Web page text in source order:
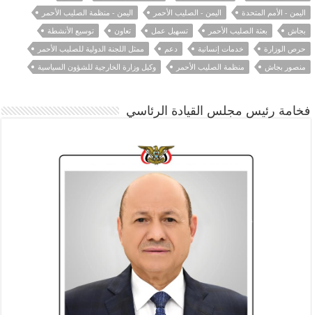
اليمن - الأمم المتحدة
اليمن - الصليب الأحمر
اليمن - منظمة الصليب الأحمر
بجاش
بعثة الصليب الأحمر تسهيل عمل تعاون
توسيع الأنشطة
حرص الوزارة
خدمات إنسانية دعم
ممثل اللجنة الدولية للصليب الأحمر
منصور بجاش
منظمة الصليب الأحمر وكيل وزارة الخارجية للشؤون السياسية
فخامة رئيس مجلس القيادة الرئاسي